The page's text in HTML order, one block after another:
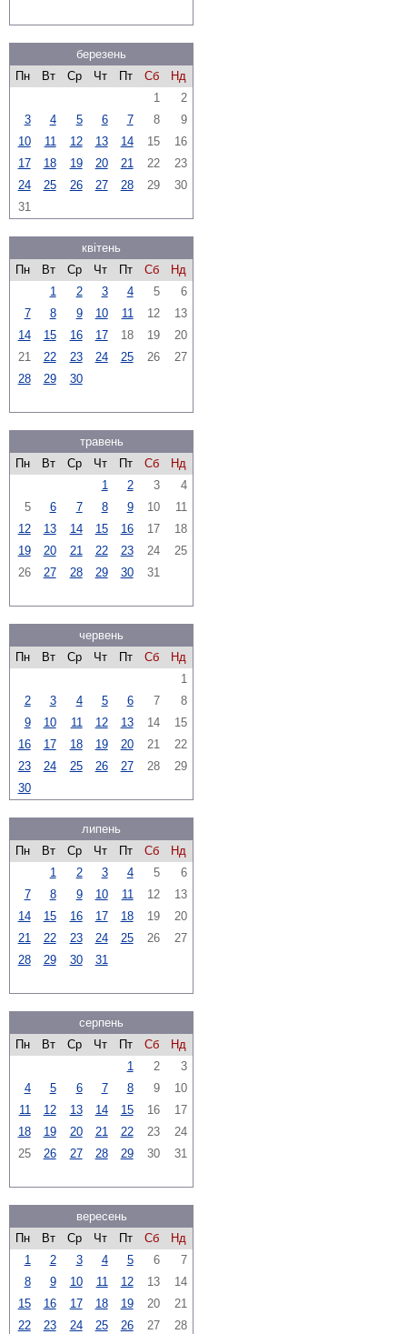
березень
Пн
Вт Ср Чт Пт Сб
Нд
1
2
3
4 5 6 7 8
9
10
11 12 13 14 15
16
17
18 19 20 21 22
23
24
25 26 27 28 29
30
31
квітень
Пн
Вт Ср Чт Пт Сб
Нд
1
2 3 4 5
6
7
8 9 10 11 12
13
14
15 16 17 18 19
20
21
22 23 24 25 26
27
28
29 30
травень
Пн
Вт Ср Чт Пт Сб
Нд
1
2 3
4
5
6 7 8 9 10
11
12
13 14 15 16 17
18
19
20 21 22 23 24
25
26
27 28 29 30 31
червень
Пн
Вт Ср Чт Пт Сб
Нд
1
2
3 4 5 6 7
8
9
10 11 12 13 14
15
16
17 18 19 20 21
22
23
24 25 26 27 28
29
30
липень
Пн
Вт Ср Чт Пт Сб
Нд
1
2 3 4 5
6
7
8 9 10 11 12
13
14
15 16 17 18 19
20
21
22 23 24 25 26
27
28
29 30 31
серпень
Пн
Вт Ср Чт Пт Сб
Нд
1
2
3
4
5 6 7 8 9
10
11
12 13 14 15 16
17
18
19 20 21 22 23
24
25
26 27 28 29 30 31
вересень
Пн
Вт Ср Чт Пт Сб
Нд
1
2 3 4 5 6
7
8
9 10 11 12 13
14
15
16 17 18 19 20
21
22
23 24 25 26 27 28